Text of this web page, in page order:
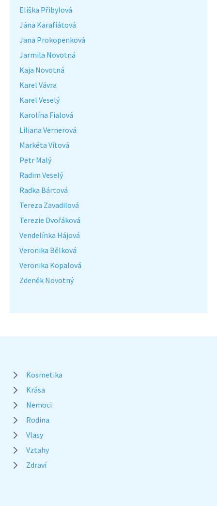
Eliška Přibylová
Jána Karafiátová
Jana Prokopenková
Jarmila Novotná
Kaja Novotná
Karel Vávra
Karel Veselý
Karolína Fialová
Liliana Vernerová
Markéta Vítová
Petr Malý
Radim Veselý
Radka Bártová
Tereza Zavadilová
Terezie Dvořáková
Vendelínka Hájová
Veronika Bělková
Veronika Kopalová
Zdeněk Novotný
Kosmetika
Krása
Nemoci
Rodina
Vlasy
Vztahy
Zdraví